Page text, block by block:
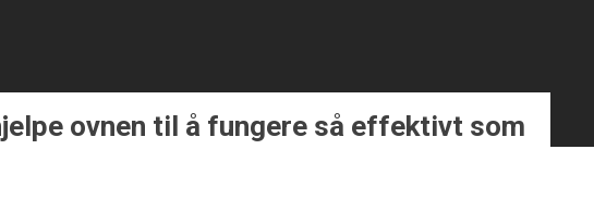
ovnen til å fungere så effektivt som